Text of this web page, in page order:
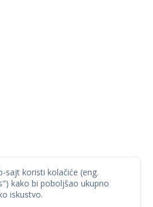
sajt koristi kolačiće (eng.
kako bi poboljšao ukupno
iskustvo.